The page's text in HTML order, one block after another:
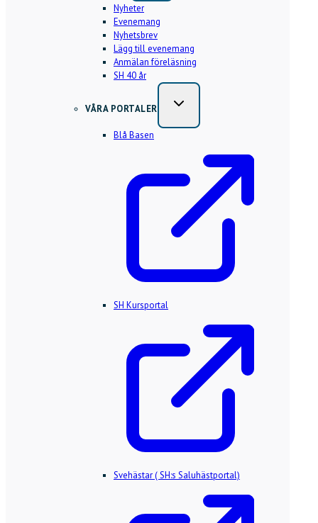
Nyheter
Evenemang
Nyhetsbrev
Lägg till evenemang
Anmälan föreläsning
SH 40 år
VÅRA PORTALER
Blå Basen
SH Kursportal
Svehästar ( SH:s Saluhästportal)